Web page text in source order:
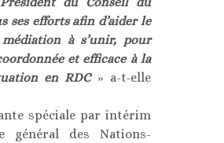
ses efforts afin d’aider le
médiation à s’unir, pour
et efficace à la
en RDC » a-t-elle
spéciale par intérim
général des Nations-